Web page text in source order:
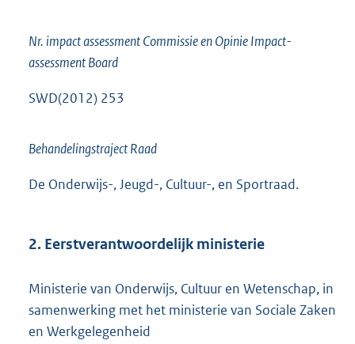
e
e
i
k
Nr. impact assessment Commissie en Opinie Impact-
assessment Board
SWD(2012) 253
Behandelingstraject Raad
De Onderwijs-, Jeugd-, Cultuur-, en Sportraad.
2. Eerstverantwoordelijk ministerie
Ministerie van Onderwijs, Cultuur en Wetenschap, in
samenwerking met het ministerie van Sociale Zaken
en Werkgelegenheid